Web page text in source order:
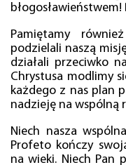
błogosławieństwem!
Pamiętamy
podzielali naszą
działali przeciwko
Chrystusa modlimy
każdego z nas plan
nadzieję na wspólną
Niech nasza
Profeto kończy
na wieki. Niech Pan